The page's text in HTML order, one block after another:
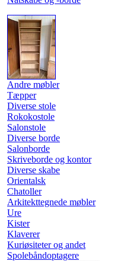
Andre møbler
Tæpper
Diverse stole
Rokokostole
Salonstole
Diverse borde
Salonborde
Skriveborde og kontor
Diverse skabe
Orientalsk
Chatoller
Arkitekttegnede møbler
Ure
Kister
Klaverer
Kuriøsiteter og andet
Spolebåndoptagere